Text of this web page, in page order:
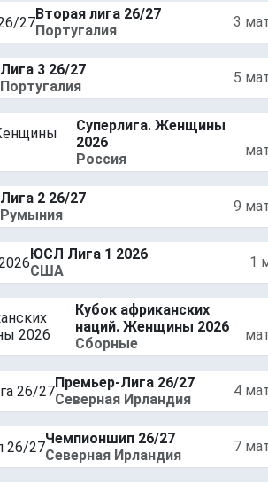
Вторая лига 26/27
Португалия
3
Лига 3 26/27
Португалия
5
Суперлига. Женщины
2026
Россия
Лига 2 26/27
Румыния
9
ЮСЛ Лига 1 2026
США
1
Кубок африканских
наций. Женщины 2026
Сборные
Премьер-Лига 26/27
Северная Ирландия
4
Чемпионшип 26/27
Северная Ирландия
7